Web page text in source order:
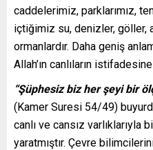
caddelerimiz, parklarımız,
içtiğimiz su, denizler, göller,
ormanlardır. Daha geniş
Allah’ın canlıların
“Şüphesiz biz her şeyi bir
(Kamer Suresi 54/49)
canlı ve cansız
yaratmıştır. Çevre